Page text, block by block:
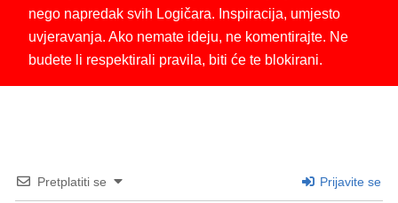
nego napredak svih Logičara. Inspiracija, umjesto
uvjeravanja. Ako nemate ideju, ne komentirajte. Ne
budete li respektirali pravila, biti će te blokirani.
Pretplatiti se Prijavite se